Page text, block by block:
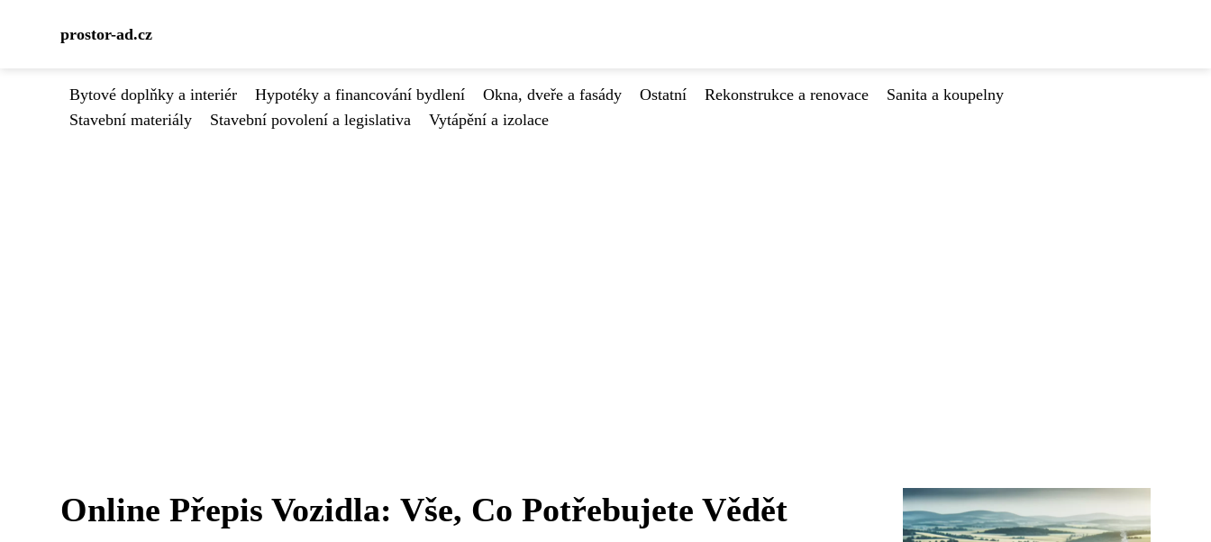
prostor-ad.cz
Bytové doplňky a interiér Hypotéky a financování bydlení Okna, dveře a fasády Ostatní Rekonstrukce a renovace
Sanita a koupelny
Stavební materiály
Stavební povolení a legislativa Vytápění a izolace
Online Přepis Vozidla: Vše, Co Potřebujete Vědět